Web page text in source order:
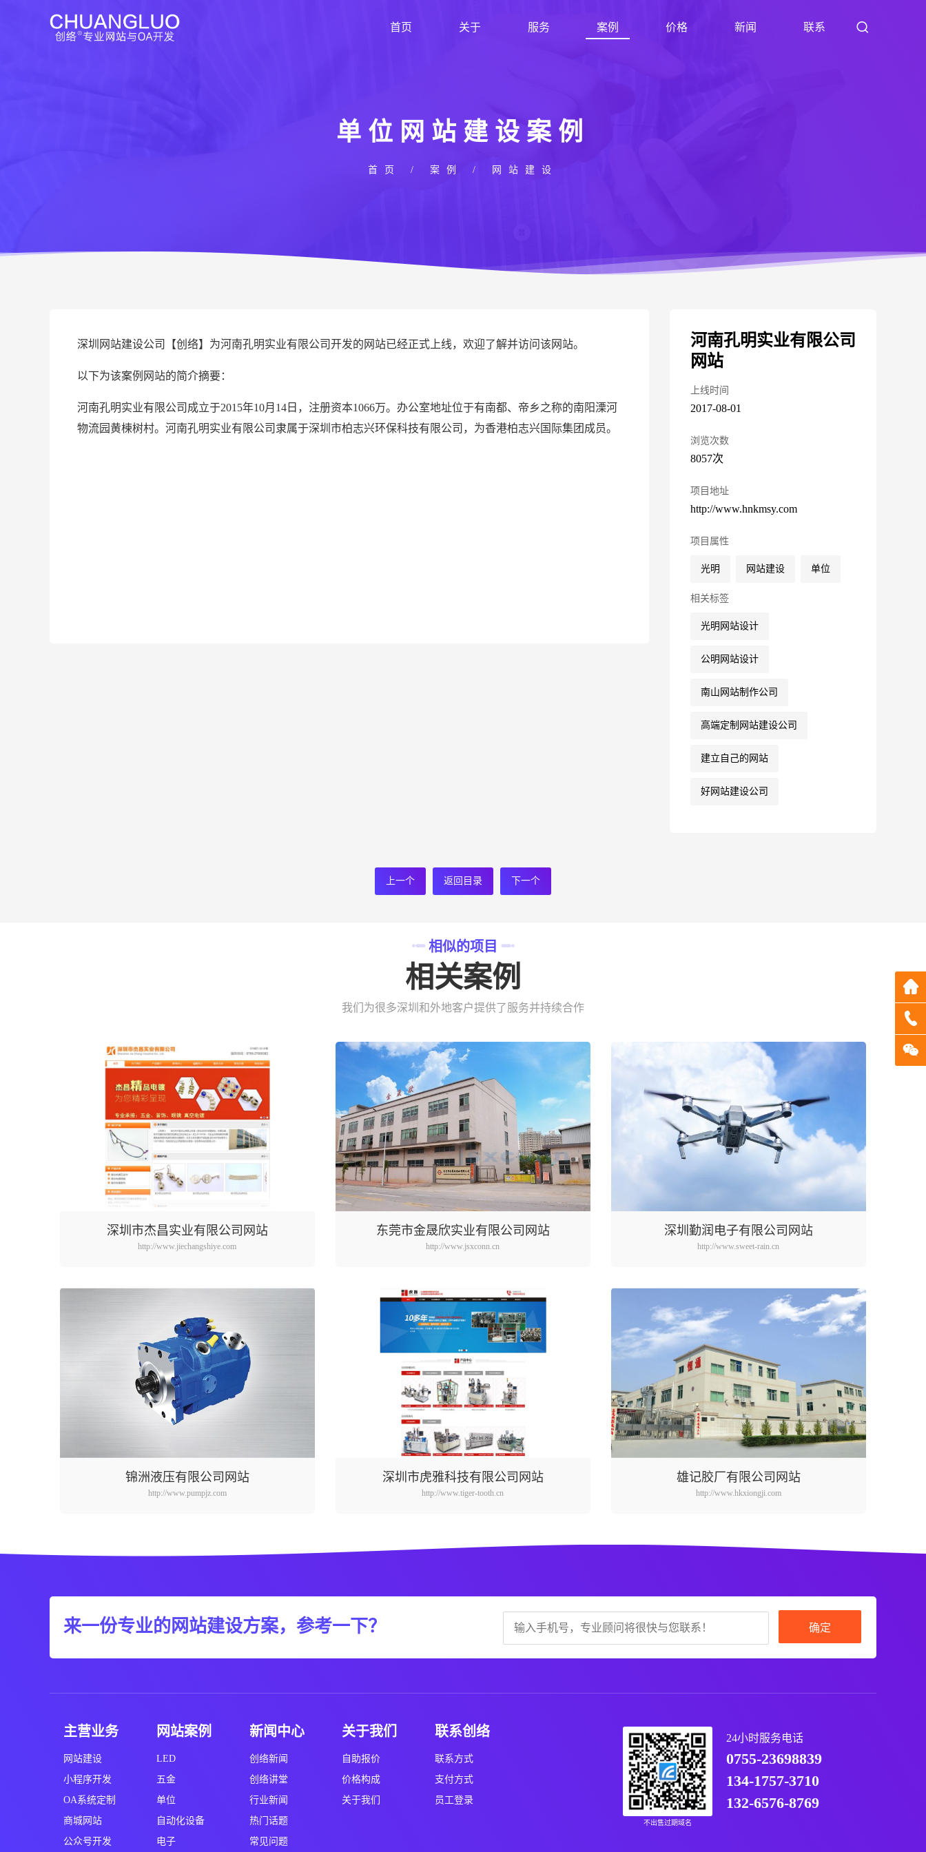
首页 关于 服务 案例 价格 新闻 联系
单位网站建设案例
首页 / 案例 / 网站建设
河南孔明实业有限公司
网站
上线时间
2017-08-01
浏览次数
8057次
项目地址
http://www.hnkmsy.com
项目属性
光明 网站建设 单位
相关标签
光明网站设计
公明网站设计
南山网站制作公司
高端定制网站建设公司
建立自己的网站
好网站建设公司
深圳网站建设公司【创络】为河南孔明实业有限公司开发的网站已经正式上线，欢迎了解并访问该网站。
以下为该案例网站的简介摘要：
河南孔明实业有限公司成立于2015年10月14日，注册资本1066万。办公室地址位于有南都、帝乡之称的南阳溧河
物流园黄楝树村。河南孔明实业有限公司隶属于深圳市柏志兴环保科技有限公司，为香港柏志兴国际集团成员。
上一个 返回目录 下一个
相似的项目
相关案例
我们为很多深圳和外地客户提供了服务并持续合作
深圳市杰昌实业有限公司网站
http://www.jiechangshiye.com
东莞市金晟欣实业有限公司网站
http://www.jsxconn.cn
深圳勤润电子有限公司网站
http://www.sweet-rain.cn
锦洲液压有限公司网站
http://www.pumpjz.com
深圳市虎雅科技有限公司网站
http://www.tiger-tooth.cn
雄记胶厂有限公司网站
http://www.hkxiongji.com
来一份专业的网站建设方案，参考一下？ 确定
主营业务
网站建设
小程序开发
OA系统定制
商城网站
公众号开发
网站案例
LED
五金
单位
自动化设备
电子
新闻中心
创络新闻
创络讲堂
行业新闻
热门话题
常见问题
关于我们
自助报价
价格构成
关于我们
联系创络
联系方式
支付方式
员工登录
不出售过期域名
24小时服务电话
0755-23698839
134-1757-3710
132-6576-8769